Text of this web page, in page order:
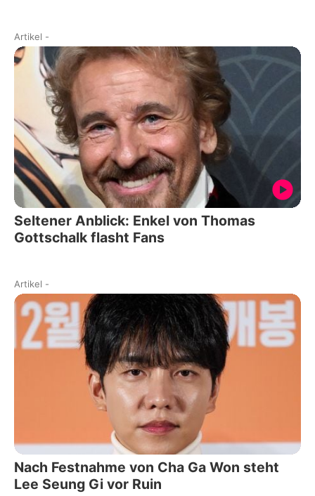
Artikel -
Seltener Anblick: Enkel von Thomas
Gottschalk flasht Fans
Artikel -
Nach Festnahme von Cha Ga Won steht
Lee Seung Gi vor Ruin